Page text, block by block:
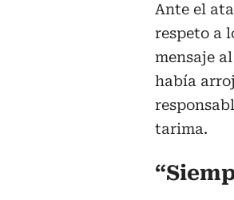
Ante el
respeto a
mensaje
había
tarima.